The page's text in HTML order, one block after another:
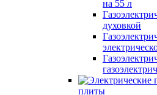
на 55 л
духовкой
плиты